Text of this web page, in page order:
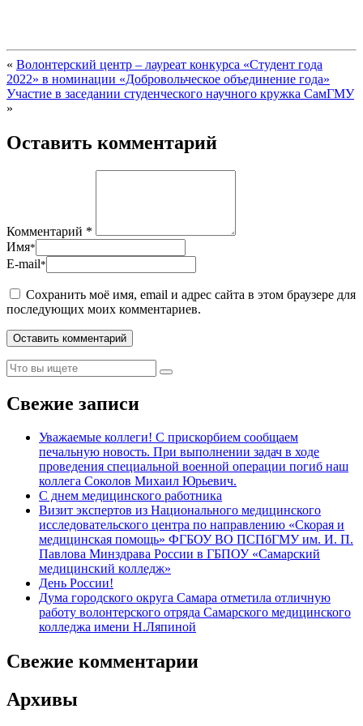
« Волонтерский центр – лауреат конкурса «Студент года
2022» в номинации «Добровольческое объединение года»
Участие в заседании студенческого научного кружка СамГМУ
»
Оставить комментарий
Комментарий *
Имя*
E-mail*
Сохранить моё имя, email и адрес сайта в этом браузере для
последующих моих комментариев.
Свежие записи
Уважаемые коллеги! С прискорбием сообщаем
печальную новость. При выполнении задач в ходе
проведения специальной военной операции погиб наш
коллега Соколов Михаил Юрьевич.
С днем медицинского работника
Визит экспертов из Национального медицинского
исследовательского центра по направлению «Скорая и
медицинская помощь» ФГБОУ ВО ПСПбГМУ им. И. П.
Павлова Минздрава России в ГБПОУ «Самарский
медицинский колледж»
День России!
Дума городского округа Самара отметила отличную
работу волонтерского отряда Самарского медицинского
колледжа имени Н.Ляпиной
Свежие комментарии
Архивы